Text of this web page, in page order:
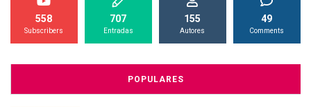
558
Subscribers
707
Entradas
155
Autores
49
Comments
POPULARES